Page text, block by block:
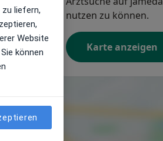
Mi,
12 Aug
Do,
13 Aug
Fr,
14 Aug
nutzen zu können.
Karte anzeigen
liefern,
Website
können